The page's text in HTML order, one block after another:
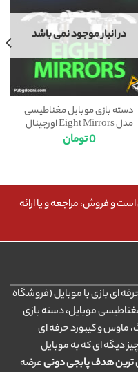
در انبار موجود نمی باشد
دسته بازی موبایل مغناطیسی
مدل Eight Mirrors اورجینال
0تومان
و فروش، مراجعه و یا ارائه
ای بازی با موبایل (فروشگاه
موبایل، دسته بازی
ماوس و کیبورد حرفه ای
دیگه ای که به موبایل
ترین هدف پابجی دونیعرضه